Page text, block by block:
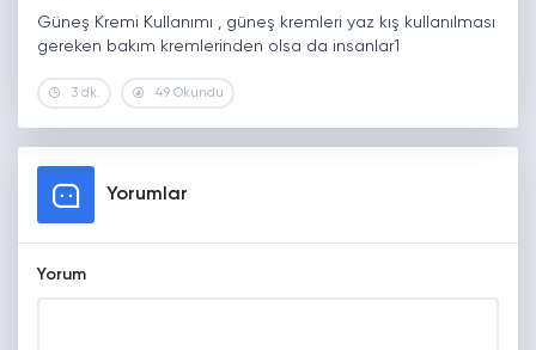
Güneş Kremi Kullanımı , güneş kremleri yaz kış kullanılması
gereken bakım kremlerinden olsa da insanlar1
3 dk. 49 Okundu
Yorumlar
Yorum